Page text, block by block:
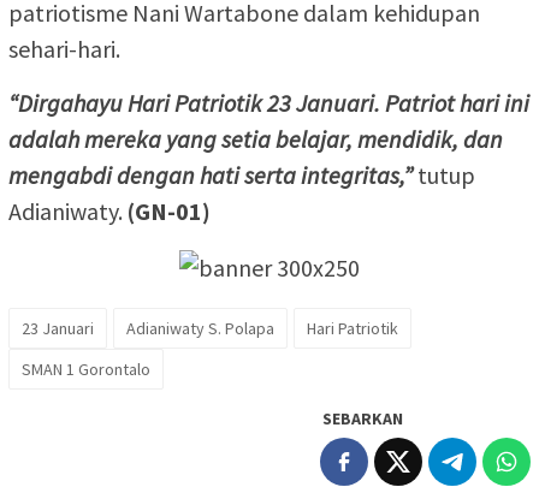
patriotisme Nani Wartabone dalam kehidupan
sehari-hari.
“Dirgahayu Hari Patriotik 23 Januari. Patriot hari ini
adalah mereka yang setia belajar, mendidik, dan
mengabdi dengan hati serta integritas,”tutup
Adianiwaty. (GN-01)
23 Januari Adianiwaty S. Polapa
Hari Patriotik
SMAN 1 Gorontalo
SEBARKAN